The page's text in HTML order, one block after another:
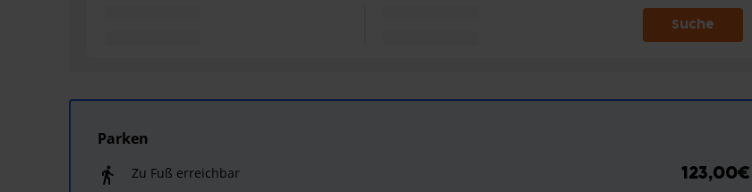
Suche
Parken
Zu Fuß erreichbar
123,00€